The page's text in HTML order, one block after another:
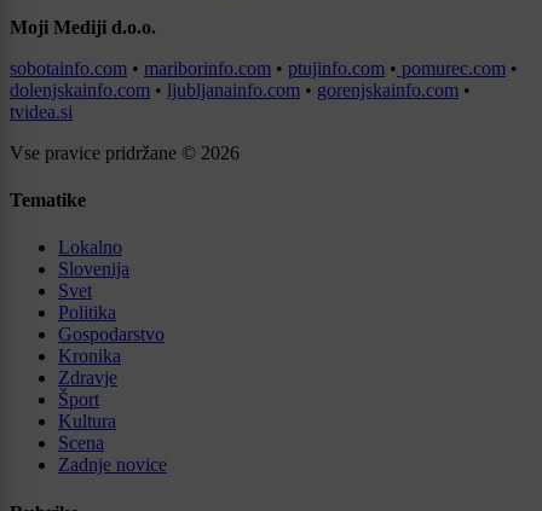
Moji Mediji d.o.o.
sobotainfo.com • mariborinfo.com • ptujinfo.com • pomurec.com •
dolenjskainfo.com • ljubljanainfo.com • gorenjskainfo.com •
tvidea.si
Vse pravice pridržane © 2026
Tematike
Lokalno
Slovenija
Svet
Politika
Gospodarstvo
Kronika
Zdravje
Šport
Kultura
Scena
Zadnje novice